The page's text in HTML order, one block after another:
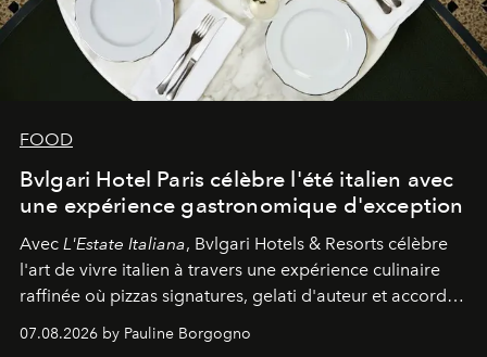
FOOD
Bvlgari Hotel Paris célèbre l'été italien avec
une expérience gastronomique d'exception
Avec L'Estate Italiana, Bvlgari Hotels & Resorts célèbre
l'art de vivre italien à travers une expérience culinaire
raffinée où pizzas signatures, gelati d'auteur et accords
d'exception composent un véritable voyage sensoriel.
07.08.2026 by Pauline Borgogno